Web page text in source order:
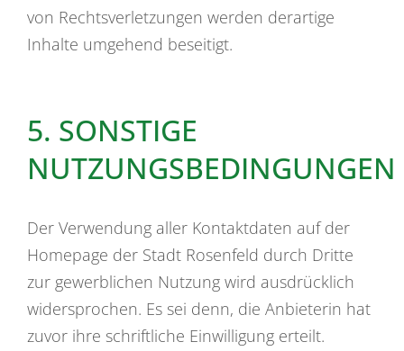
von Rechtsverletzungen werden derartige
Inhalte umgehend beseitigt.
5. SONSTIGE
NUTZUNGSBEDINGUNGEN
Der Verwendung aller Kontaktdaten auf der
Homepage der Stadt Rosenfeld durch Dritte
zur gewerblichen Nutzung wird ausdrücklich
widersprochen. Es sei denn, die Anbieterin hat
zuvor ihre schriftliche Einwilligung erteilt.